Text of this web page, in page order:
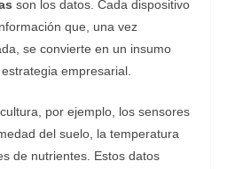
son los datos. Cada dispositivo
que, una vez
se convierte en un insumo
empresarial.
por ejemplo, los sensores
del suelo, la temperatura
de nutrientes. Estos datos